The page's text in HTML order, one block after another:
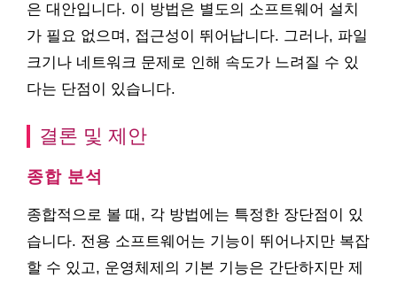
은 대안입니다. 이 방법은 별도의 소프트웨어 설치
가 필요 없으며, 접근성이 뛰어납니다. 그러나, 파일
크기나 네트워크 문제로 인해 속도가 느려질 수 있
다는 단점이 있습니다.
결론 및 제안
종합 분석
종합적으로 볼 때, 각 방법에는 특정한 장단점이 있
습니다. 전용 소프트웨어는 기능이 뛰어나지만 복잡
할 수 있고, 운영체제의 기본 기능은 간단하지만 제